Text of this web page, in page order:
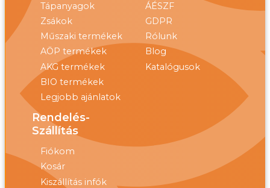
Tápanyagok
Zsákok
Műszaki termékek
AÖP termékek
AKG termékek
BIO termékek
Legjobb ajánlatok
ÁÉSZF
GDPR
Rólunk
Blog
Katalógusok
Rendelés-
Szállítás
Fiókom
Kosár
Kiszállítás infók